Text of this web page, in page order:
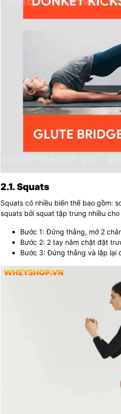
2.1. Squats
Squats có nhiều biến thể bao gồm:
squats bởi squat tập trung nhiều
Bước 1: Đứng thẳng, mở 2
Bước 2: 2 tay nắm chặt đặt
Bước 3: Đứng thẳng và lặp lại